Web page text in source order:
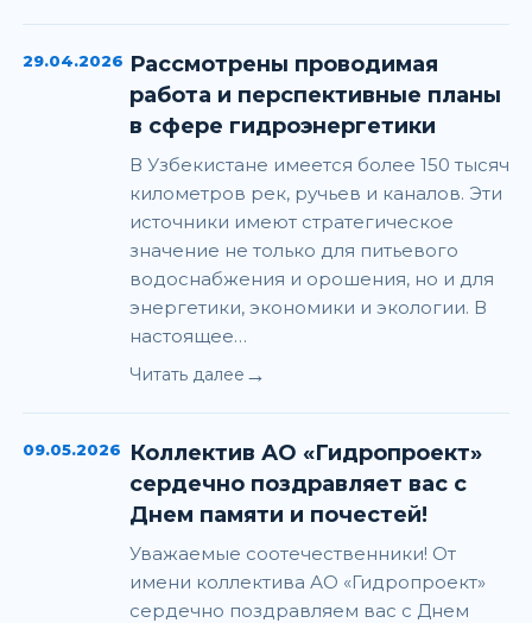
29.04.2026 Рассмотрены проводимая
работа и перспективные планы
в сфере гидроэнергетики
В Узбекистане имеется более 150 тысяч
километров рек, ручьев и каналов. Эти
источники имеют стратегическое
значение не только для питьевого
водоснабжения и орошения, но и для
энергетики, экономики и экологии. В
настоящее…
Читать далее →
09.05.2026
Коллектив АО «Гидропроект»
сердечно поздравляет вас с
Днем памяти и почестей!
Уважаемые соотечественники! От
имени коллектива АО «Гидропроект»
сердечно поздравляем вас с Днем